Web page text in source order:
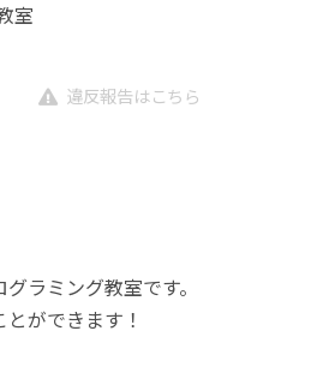
室
違反報告はこちら
ラミング教室です。
ができます！